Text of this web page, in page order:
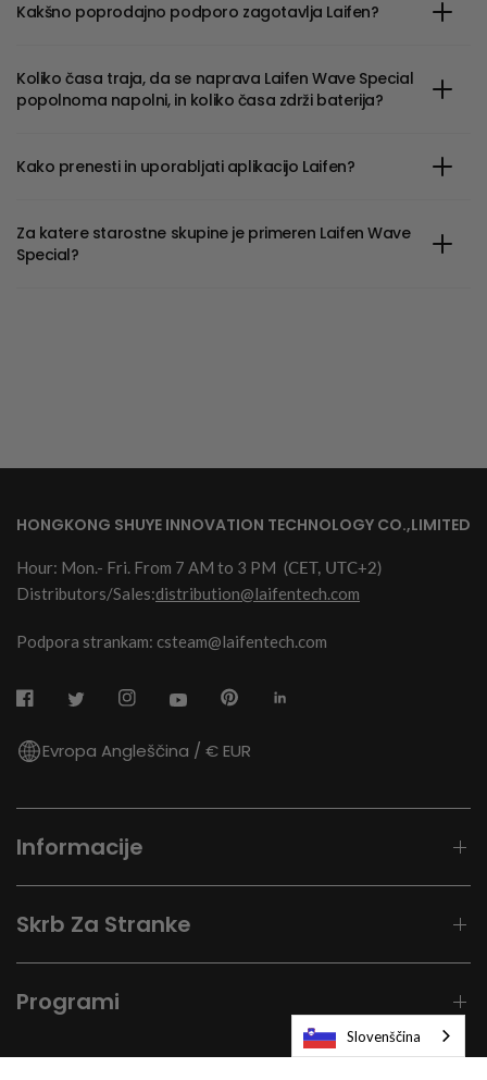
Kakšno poprodajno podporo zagotavlja Laifen?
Koliko časa traja, da se naprava Laifen Wave Special
popolnoma napolni, in koliko časa zdrži baterija?
Kako prenesti in uporabljati aplikacijo Laifen?
Za katere starostne skupine je primeren Laifen Wave
Special?
HONGKONG SHUYE INNOVATION TECHNOLOGY CO.,LIMITED
Hour: Mon.- Fri. From 7 AM to 3 PM (CET, UTC+2)
Distributors/Sales:distribution@laifentech.com
Podpora strankam: csteam@laifentech.com
Evropa Angleščina / € EUR
Informacije
Skrb Za Stranke
Programi
Slovenščina